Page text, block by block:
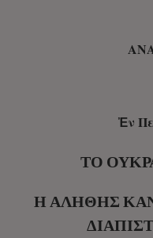
Ἐν
ΤΌ
Ἡ ἈΛΗΘΉΣ